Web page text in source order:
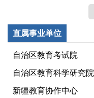
直属事业单位
自治区教育考试院
自治区教育科学研究院
新疆教育协作中心